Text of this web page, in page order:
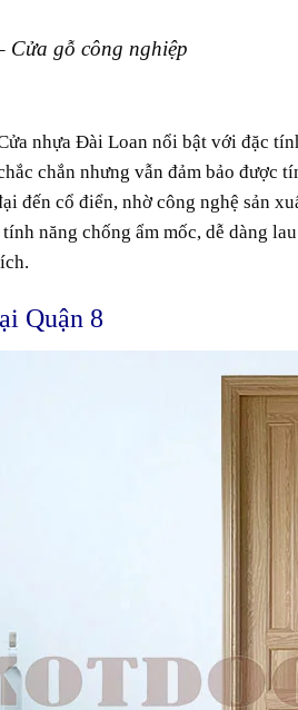
gỗ công nghiệp
nhựa Đài Loan nổi bật với đặc
chắn nhưng vẫn đảm bảo được
đến cổ điển, nhờ công nghệ sản
tính năng chống ẩm mốc, dễ dàng
Quận 8